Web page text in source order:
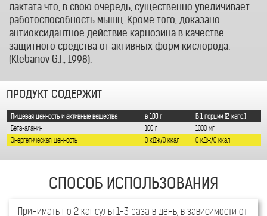
лактата что, в свою очередь, существенно увеличивает
работоспособность мышц. Кроме того, доказано
антиоксидантное действие карнозина в качестве
защитного средства от активных форм кислорода.
(Klebanov G.I., 1998).
Принимать по 2 капсулы 1-3 раза в день, в зависимости от